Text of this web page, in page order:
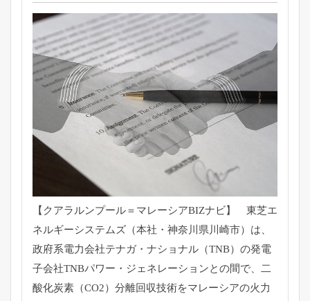
【クアラルンプール＝マレーシアBIZナビ】 東芝エ
ネルギーシステムズ（本社・神奈川県川崎市）は、
政府系電力会社テナガ・ナショナル（TNB） の発電
子会社TNBパワー・ジェネレーションとの間で、 二
酸化炭素（CO2） 分離回収技術をマレーシアの火力